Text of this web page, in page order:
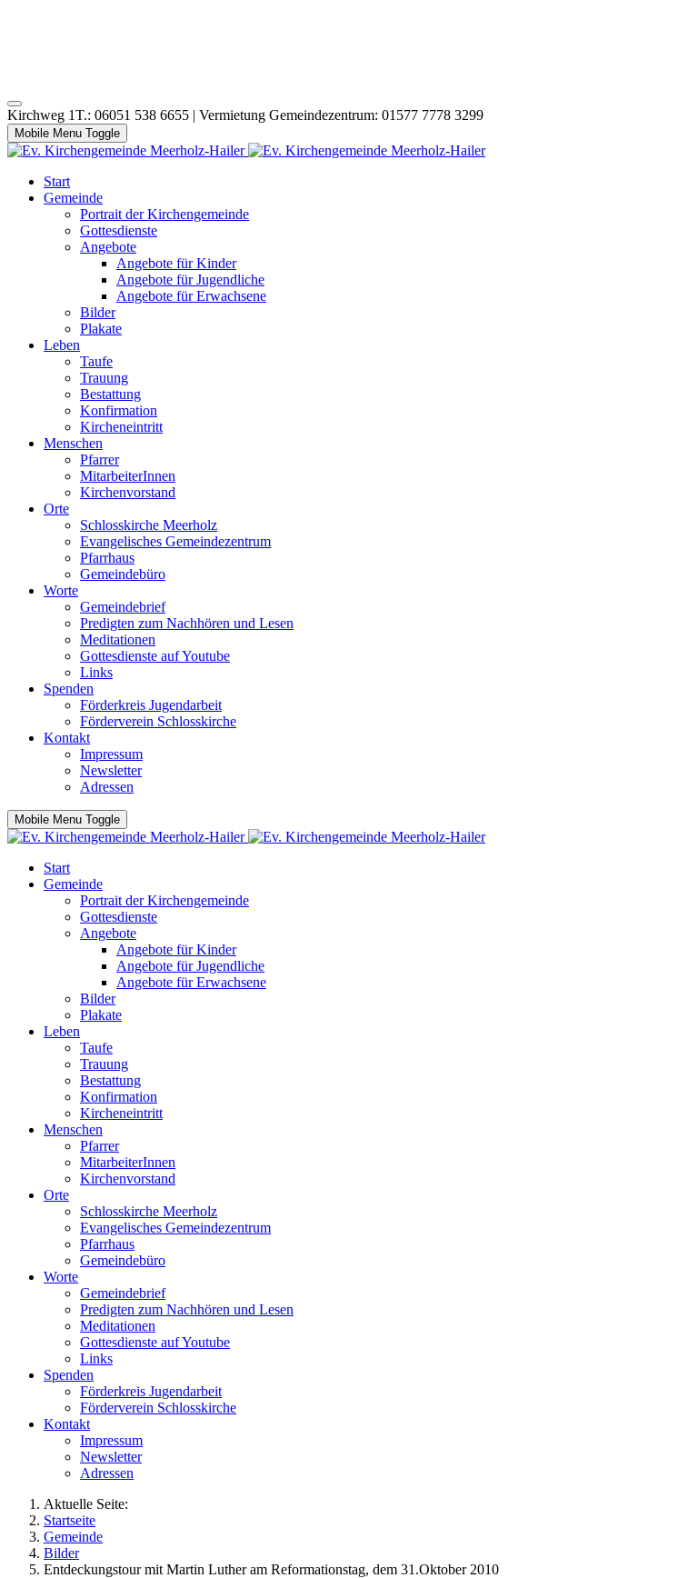
Kirchweg 1T.: 06051 538 6655 | Vermietung Gemeindezentrum: 01577 7778 3299
Mobile Menu Toggle
Start
Gemeinde
Portrait der Kirchengemeinde
Gottesdienste
Angebote
Angebote für Kinder
Angebote für Jugendliche
Angebote für Erwachsene
Bilder
Plakate
Leben
Taufe
Trauung
Bestattung
Konfirmation
Kircheneintritt
Menschen
Pfarrer
MitarbeiterInnen
Kirchenvorstand
Orte
Schlosskirche Meerholz
Evangelisches Gemeindezentrum
Pfarrhaus
Gemeindebüro
Worte
Gemeindebrief
Predigten zum Nachhören und Lesen
Meditationen
Gottesdienste auf Youtube
Links
Spenden
Förderkreis Jugendarbeit
Förderverein Schlosskirche
Kontakt
Impressum
Newsletter
Adressen
Mobile Menu Toggle
Start
Gemeinde
Portrait der Kirchengemeinde
Gottesdienste
Angebote
Angebote für Kinder
Angebote für Jugendliche
Angebote für Erwachsene
Bilder
Plakate
Leben
Taufe
Trauung
Bestattung
Konfirmation
Kircheneintritt
Menschen
Pfarrer
MitarbeiterInnen
Kirchenvorstand
Orte
Schlosskirche Meerholz
Evangelisches Gemeindezentrum
Pfarrhaus
Gemeindebüro
Worte
Gemeindebrief
Predigten zum Nachhören und Lesen
Meditationen
Gottesdienste auf Youtube
Links
Spenden
Förderkreis Jugendarbeit
Förderverein Schlosskirche
Kontakt
Impressum
Newsletter
Adressen
Aktuelle Seite:
Startseite
Gemeinde
Bilder
Entdeckungstour mit Martin Luther am Reformationstag, dem 31.Oktober 2010